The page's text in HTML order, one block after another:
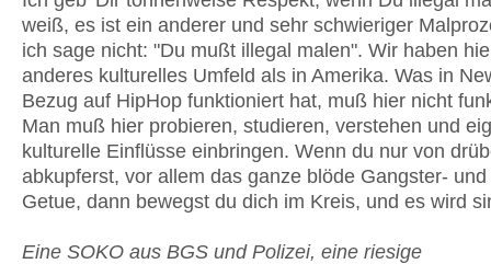
weiß, es ist ein anderer und sehr schwieriger
ich sage nicht: "Du mußt illegal malen". Wir haben
anderes kulturelles Umfeld als in Amerika. Was in
Bezug auf HipHop funktioniert hat, muß hier nicht
Man muß hier probieren, studieren, verstehen und
kulturelle Einflüsse einbringen. Wenn du nur von
abkupferst, vor allem das ganze blöde Gangster-
Getue, dann bewegst du dich im Kreis, und es wird
Eine SOKO aus BGS und Polizei, eine riesige